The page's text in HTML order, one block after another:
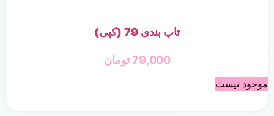
تاپ بندی 79 (کپی)
79,000 تومان
موجود نیست